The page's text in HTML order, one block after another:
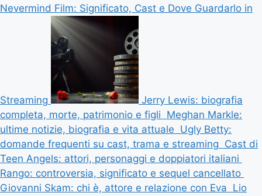
Nevermind Film: Significato, Cast e Dove Guardarlo in
Streaming
Jerry Lewis: biografia
completa, morte, patrimonio e figli Meghan Markle:
ultime notizie, biografia e vita attuale Ugly Betty:
domande frequenti su cast, trama e streaming Cast di
Teen Angels: attori, personaggi e doppiatori italiani
Rango: controversia, significato e sequel cancellato
Giovanni Skam: chi è, attore e relazione con Eva Lio